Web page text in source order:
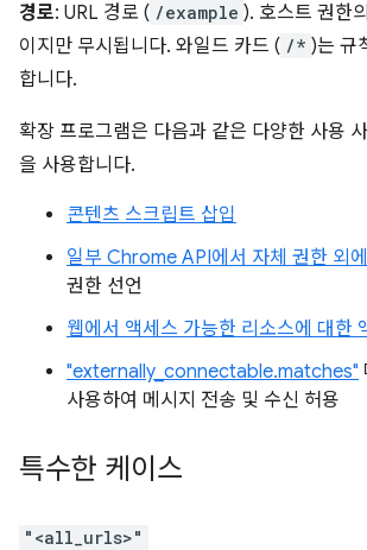
경로: URL 경로 ( /example ). 호스트 권한
이지만 무시됩니다. 와일드 카드 ( /* )는 규
합니다.
확장 프로그램은 다음과 같은 다양한 사용
을 사용합니다.
콘텐츠 스크립트 삽입
일부 Chrome API에서 자체 권한 외
권한 선언
웹에서 액세스 가능한 리소스에 대한
"externally_connectable.matches"
사용하여 메시지 전송 및 수신 허용
특수한 케이스
"<all_urls>"